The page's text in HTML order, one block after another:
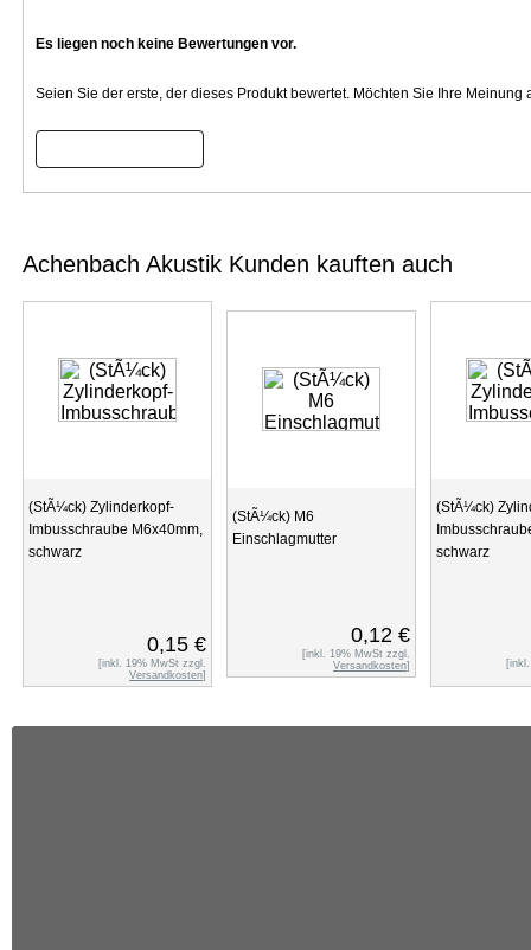
Es liegen noch keine Bewertungen vor.
Seien Sie der erste, der dieses Produkt bewertet. Möchten Sie Ihre Meinung
Achenbach Akustik Kunden kauften auch
(StÃ¼ck) Zylinderkopf-
Imbusschraube M6x40mm,
schwarz
0,15 €
[inkl. 19% MwSt zzgl.
Versandkosten]
(StÃ¼ck) M6
Einschlagmutter
0,12 €
[inkl. 19% MwSt zzgl.
Versandkosten]
(StÃ¼ck)
schwarz